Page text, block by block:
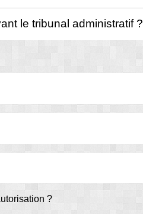
le tribunal administratif ?
?